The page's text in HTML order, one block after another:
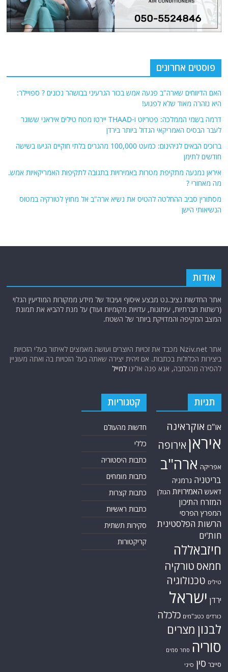
פוסטים אחרונים
האם הדיווחים שארה"ב פגעה אמש בכור הגרעיני בבושהר נכונים ? ספויילר:
היא נזהרה מאוד שלא לפגוע!
דרמה בשמי הממלכה: פטריוט ו-THAAD יירטו מטח טילים איראני ששוגר
לעבר הבסיס האמריקאי הגדול ביותר בירדן
ברוכים הבאים לגיהינום: כמעט 100,000 מהגרים בלתי חוקיים הגיעו בשישה
חודשים לתימן
איראן נמנעה מתקיפת מטרות באמירויות בתגובה לתקיפות האמריקאיות אמש.
מה מאחורי ?
מסתורין סביב ההחלטה להטיס את נשיא ארה"ב אל מחוץ לטורקיה במטוס
הנשיאותי הישן
אודות
אתר החדשות נציב.נט מבצע איסוף ועיבוד של מידע ממקורות המודיעין הגלוי
(רשתות חברתיות, עיתונות, עדויות מקומיות ועוד) על מנת להביא את תמונת
המצב המקיפה והמדויקת ביותר של השטח.
אתר Nziv.net מכבד את זכויות היוצרים ועושה מאמצים לאיתור בעלי הזכויות
ביצירות הכלולות בכתבות. אם זיהית יצירה שאתה בעל הזכויות בה ואתה מעוניין
להסירה מהכתבה, אנא פנה אלינולמייל
תגיות
או"ם אוקראינה
איראן אירופה
אפריקה ארה"ב
בריטניה גרמניה
דאעש האמירויות הגולן
המזרח התיכון
המפרץ הפרסי
הרשות הפלסטינית
חות'ים
חיזבאללה
חמאס טורקיה
טילים טכנולוגיה
ירדן ישראל
כורדים כטב"מים כלכלה
לבנון מצרים
סוריה סחר סמים
סייבר סין סיני
קטגוריות
חדשות מהעולם
כללי
כתבות היסטוריה
כתבות מומחים
כתבות קצרות
כתבות ראשיות
סקירות תשתית
קריקטורות